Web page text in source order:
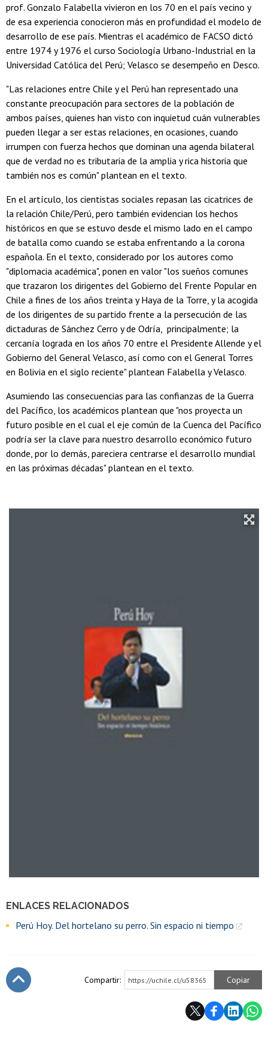
ENLACES RELACIONADOS
Perú Hoy. Del hortelano su perro. Sin espacio ni tiempo
prof. Gonzalo Falabella vivieron en los 70 en el país vecino y
de esa experiencia conocieron más en profundidad el modelo de
desarrollo de ese país. Mientras el académico de FACSO dictó
entre 1974 y 1976 el curso Sociología Urbano-Industrial en la
Universidad Católica del Perú; Velasco se desempeño en Desco.
"Las relaciones entre Chile y el Perú han representado una
constante preocupación para sectores de la población de
ambos países, quienes han visto con inquietud cuán vulnerables
pueden llegar a ser estas relaciones, en ocasiones, cuando
irrumpen con fuerza hechos que dominan una agenda bilateral
que de verdad no es tributaria de la amplia y rica historia que
también nos es común" plantean en el texto.
En el artículo, los cientistas sociales repasan las cicatrices de
la relación Chile/Perú, pero también evidencian los hechos
históricos en que se estuvo desde el mismo lado en el campo
de batalla como cuando se estaba enfrentando a la corona
española. En el texto, considerado por los autores como
"diplomacia académica", ponen en valor "los sueños comunes
que trazaron los dirigentes del Gobierno del Frente Popular en
Chile a fines de los años treinta y Haya de la Torre, y la acogida
de los dirigentes de su partido frente a la persecución de las
dictaduras de Sánchez Cerro y de Odría, principalmente; la
cercanía lograda en los años 70 entre el Presidente Allende y el
Gobierno del General Velasco, así como con el General Torres
en Bolivia en el siglo reciente" plantean Falabella y Velasco.
Asumiendo las consecuencias para las confianzas de la Guerra
del Pacífico, los académicos plantean que "nos proyecta un
futuro posible en el cual el eje común de la Cuenca del Pacífico
podría ser la clave para nuestro desarrollo económico futuro
donde, por lo demás, pareciera centrarse el desarrollo mundial
en las próximas décadas" plantean en el texto.
Compartir: https://uchile.cl/u58365 Copiar